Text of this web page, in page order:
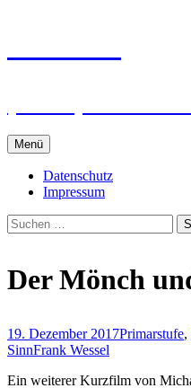
Menü
Datenschutz
Impressum
Suchen
nach:
Der Mönch
19. Dezember 2017Primarstufe,
SinnFrank Wessel
Ein weiterer Kurzfilm von